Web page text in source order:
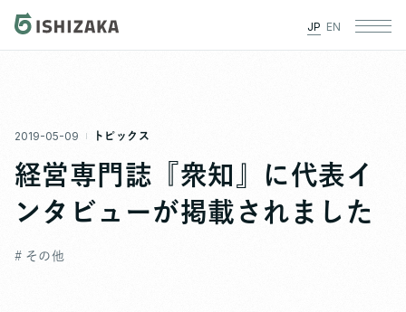
JP EN
2019-05-09 トピックス
経営専門誌『衆知』に代表イ
ンタビューが掲載されました
# その他